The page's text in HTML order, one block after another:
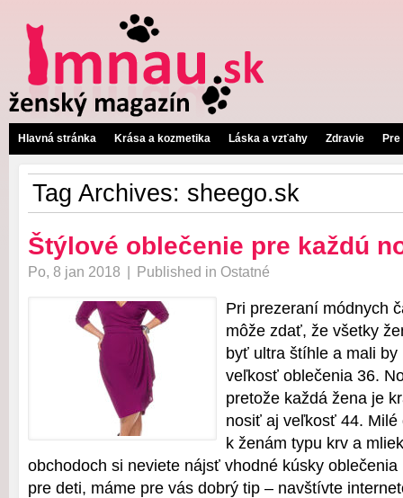
Hlavná stránka Krása a kozmetika Láska a vzťahy Zdravie
Tag Archives: sheego.sk
Štýlové oblečenie pre každú
Po, 8 jan 2018 | Published in Ostatné
Pri prezeraní módnych
môže zdať, že všetky
byť ultra štíhle a mali
veľkosť oblečenia 36.
pretože každá žena je
nosiť aj veľkosť 44. Milé
k ženám typu krv a
obchodoch si neviete nájsť vhodné kúsky
pre deti, máme pre vás dobrý tip – navštívte